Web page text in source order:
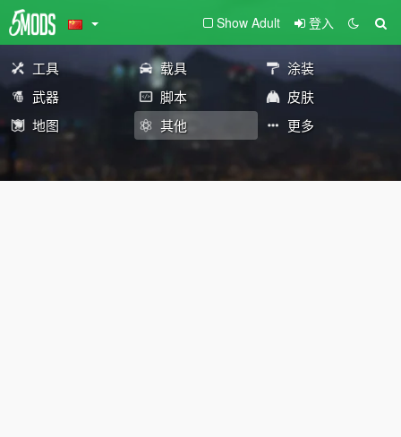
Show Adult 登入
工具 载具
涂装
武器
脚本
皮肤
地图
其他 更多